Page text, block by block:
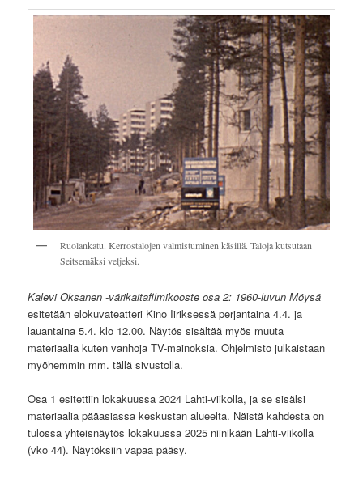
Ruolankatu. Kerrostalojen valmistuminen käsillä. Taloja kutsutaan
Seitsemäksi veljeksi.
Kalevi Oksanen -värikaitafilmikooste osa 2: 1960-luvun Möysä
esitetään elokuvateatteri Kino Iiriksessä perjantaina 4.4. ja
lauantaina 5.4. klo 12.00. Näytös sisältää myös muuta
materiaalia kuten vanhoja TV-mainoksia. Ohjelmisto julkaistaan
myöhemmin mm. tällä sivustolla.
Osa 1 esitettiin lokakuussa 2024 Lahti-viikolla, ja se sisälsi
materiaalia pääasiassa keskustan alueelta. Näistä kahdesta on
tulossa yhteisnäytös lokakuussa 2025 niinikään Lahti-viikolla
(vko 44). Näytöksiin vapaa pääsy.